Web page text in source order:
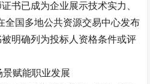
书已成为企业展示技术实力、
全国多地公共资源交易中心发布
被明确列为投标人资格条件或评
赋能职业发展